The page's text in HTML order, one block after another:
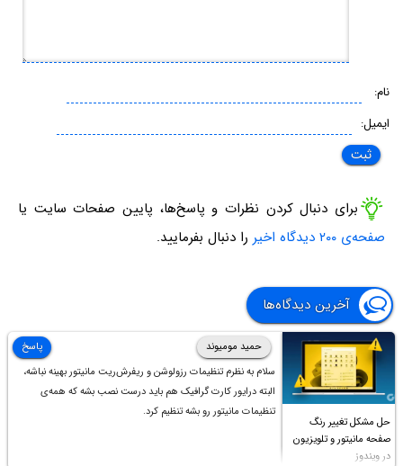
نام:
ایمیل:
برای دنبال کردن نظرات و پاسخ‌ها، پایین صفحات سایت یا
صفحه‌ی ۲۰۰ دیدگاه اخیر
را دنبال بفرمایید.
آخرین دیدگاه‌ها
حل مشکل تغییر رنگ
صفحه مانیتور و تلویزیون
در ویندوز
حمید مومیوند
سلام به نظرم تنظیمات رزولوشن و ریفرش‌ریت مانیتور بهینه نباشه،
البته درایور کارت گرافیک هم باید درست نصب بشه که همه‌ی
تنظیمات مانیتور رو بشه تنظیم کرد.
پاسخ